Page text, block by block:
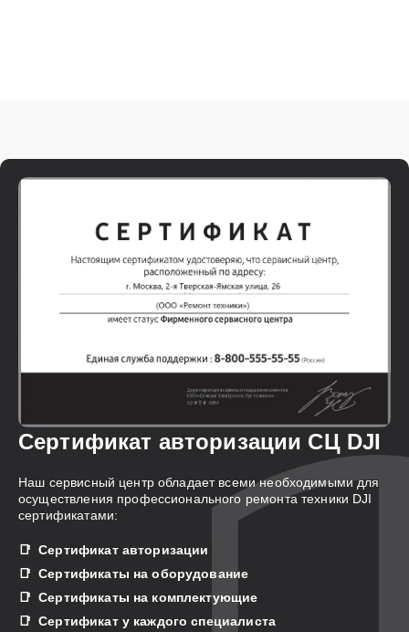
Сертификат авторизации СЦ DJI
Наш сервисный центр обладает всеми необходимыми для
осуществления профессионального ремонта техники DJI
сертификатами:
Сертификат авторизации
Сертификаты на оборудование
Сертификаты на комплектующие
Сертификат у каждого специалиста